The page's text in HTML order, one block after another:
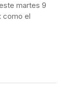
martes 9
como el